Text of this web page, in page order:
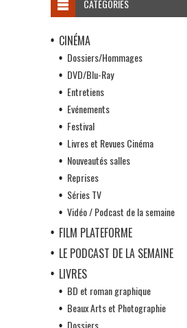
CATÉGORIES
CINÉMA
Dossiers/Hommages
DVD/Blu-Ray
Entretiens
Evénements
Festival
Livres et Revues Cinéma
Nouveautés salles
Reprises
Séries TV
Vidéo / Podcast de la semaine
FILM PLATEFORME
LE PODCAST DE LA SEMAINE
LIVRES
BD et roman graphique
Beaux Arts et Photographie
Dossiers